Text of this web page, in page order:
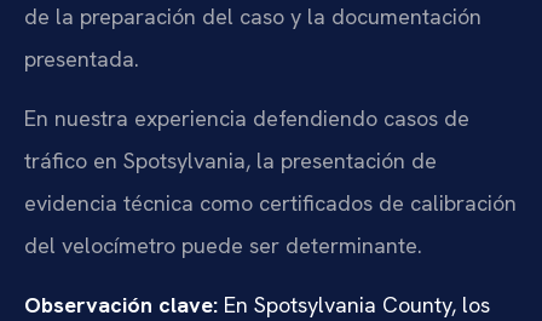
de la preparación del caso y la documentación
presentada.
En nuestra experiencia defendiendo casos de
tráfico en Spotsylvania, la presentación de
evidencia técnica como certificados de calibración
del velocímetro puede ser determinante.
Observación clave: En Spotsylvania County, los